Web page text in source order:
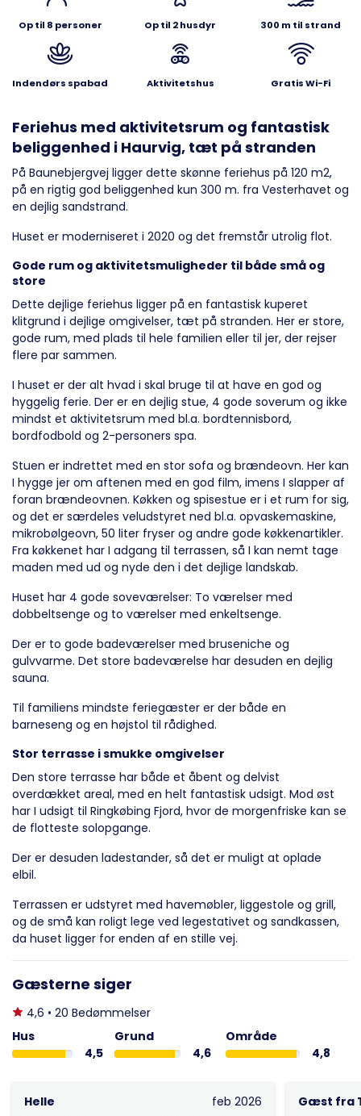
Op til 8 personer Op til 2 husdyr 300 m til strand
Indendørs spabad Aktivitetshus Gratis Wi-Fi
Feriehus med aktivitetsrum og fantastisk
beliggenhed i Haurvig, tæt på stranden
På Baunebjergvej ligger dette skønne feriehus på 120 m2,
på en rigtig god beliggenhed kun 300 m. fra Vesterhavet og
en dejlig sandstrand.
Huset er moderniseret i 2020 og det fremstår utrolig flot.
Gode rum og aktivitetsmuligheder til både små og
store
Dette dejlige feriehus ligger på en fantastisk kuperet
klitgrund i dejlige omgivelser, tæt på stranden. Her er store,
gode rum, med plads til hele familien eller til jer, der rejser
flere par sammen.
I huset er der alt hvad i skal bruge til at have en god og
hyggelig ferie. Der er en dejlig stue, 4 gode soverum og ikke
mindst et aktivitetsrum med bl.a. bordtennisbord,
bordfodbold og 2-personers spa.
Stuen er indrettet med en stor sofa og brændeovn. Her kan
I hygge jer om aftenen med en god film, imens I slapper af
foran brændeovnen. Køkken og spisestue er i et rum for sig,
og det er særdeles veludstyret ned bl.a. opvaskemaskine,
mikrobølgeovn, 50 liter fryser og andre gode køkkenartikler.
Fra køkkenet har I adgang til terrassen, så I kan nemt tage
maden med ud og nyde den i det dejlige landskab.
Huset har 4 gode soveværelser: To værelser med
dobbeltsenge og to værelser med enkeltsenge.
Der er to gode badeværelser med bruseniche og
gulvvarme. Det store badeværelse har desuden en dejlig
sauna.
Til familiens mindste feriegæster er der både en
barneseng og en højstol til rådighed.
Stor terrasse i smukke omgivelser
Den store terrasse har både et åbent og delvist
overdækket areal, med en helt fantastisk udsigt. Mod øst
har I udsigt til Ringkøbing Fjord, hvor de morgenfriske kan se
de flotteste solopgange.
Der er desuden ladestander, så det er muligt at oplade
elbil.
Terrassen er udstyret med havemøbler, liggestole og grill,
og de små kan roligt lege ved legestativet og sandkassen,
da huset ligger for enden af en stille vej.
Gæsterne siger
4,6 • 20 Bedømmelser
Hus
4,5
Grund
4,6
Område
4,8
Helle
feb 2026
Gæst fra